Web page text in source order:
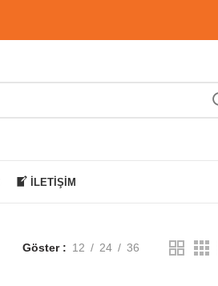
İLETIŞIM
Göster 12 24 36